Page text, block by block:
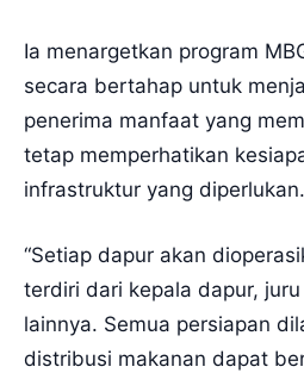
Ia menargetkan program
secara bertahap untuk
penerima manfaat yang
tetap memperhatikan
infrastruktur yang diperlukan.
“Setiap dapur akan
terdiri dari kepala dapur,
lainnya. Semua persiapan
distribusi makanan dapat